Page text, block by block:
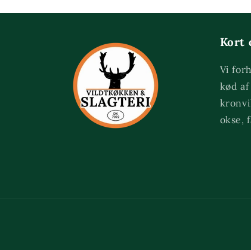
Kort
Vi
kød
okse,